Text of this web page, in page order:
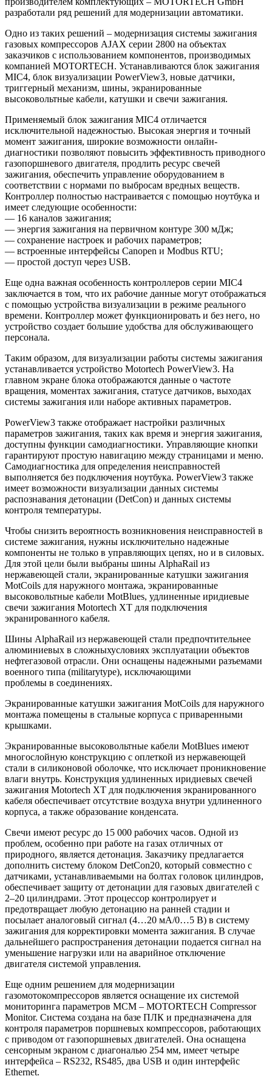
разработали ряд решений для модернизации автоматики.
Одно из таких решений – модернизация системы зажигания
газовых компрессоров AJAX серии 2800 на объектах
заказчиков с использованием компонентов, производимых
компанией MOTORTECH. Устанавливаются блок зажигания
MIC4, блок визуализации PowerView3, новые датчики,
триггерный механизм, шины, экранированные
высоковольтные кабели, катушки и свечи зажигания.
Применяемый блок зажигания MIC4 отличается
исключительной надежностью. Высокая энергия и точный
момент зажигания, широкие возможности онлайн-
диагностики позволяют повысить эффективность приводного
газопоршневого двигателя, продлить ресурс свечей
зажигания, обеспечить управление оборудованием в
соответствии с нормами по выбросам вредных веществ.
Контроллер полностью настраивается с помощью ноутбука и
имеет следующие особенности:
— 16 каналов зажигания;
— энергия зажигания на первичном контуре 300 мДж;
— сохранение настроек и рабочих параметров;
— встроенные интерфейсы Canopen и Modbus RTU;
— простой доступ через USB.
Еще одна важная особенность контроллеров серии MIC4
заключается в том, что их рабочие данные могут отображаться
с помощью устройства визуализации в режиме реального
времени. Контроллер может функционировать и без него, но
устройство создает большие удобства для обслуживающего
персонала.
Таким образом, для визуализации работы системы зажигания
устанавливается устройство Motortech PowerView3. На
главном экране блока отображаются данные о частоте
вращения, моментах зажигания, статусе датчиков, выходах
системы зажигания или наборе активных параметров.
PowerView3 также отображает настройки различных
параметров зажигания, таких как время и энергия зажигания,
доступны функции самодиагностики. Управляющие кнопки
гарантируют простую навигацию между страницами и меню.
Самодиагностика для определения неисправностей
выполняется без подключения ноутбука. PowerView3 также
имеет возможности визуализации данных системы
распознавания детонации (DetCon) и данных системы
контроля температуры.
Чтобы снизить вероятность возникновения неисправностей в
системе зажигания, нужны исключительно надежные
компоненты не только в управляющих цепях, но и в силовых.
Для этой цели были выбраны шины AlphaRail из
нержавеющей стали, экранированные катушки зажигания
MotCoils для наружного монтажа, экранированные
высоковольтные кабели MotBlues, удлиненные иридиевые
свечи зажигания Motоrtech XT для подключения
экранированного кабеля.
Шины AlphaRail из нержавеющей стали предпочтительнее
алюминиевых в сложныхусловиях эксплуатации объектов
нефтегазовой отрасли. Они оснащены надежными разъемами
военного типа (militarytype), исключающими
проблемы в соединениях.
Экранированные катушки зажигания MotCoils для наружного
монтажа помещены в стальные корпуса с приваренными
крышками.
Экранированные высоковольтные кабели MotBlues имеют
многослойную конструкцию с оплеткой из нержавеющей
стали в силиконовой оболочке, что исключает проникновение
влаги внутрь. Конструкция удлиненных иридиевых свечей
зажигания Motоrtech XT для подключения экранированного
кабеля обеспечивает отсутствие воздуха внутри удлиненного
корпуса, а также образование конденсата.
Свечи имеют ресурс до 15 000 рабочих часов. Одной из
проблем, особенно при работе на газах отличных от
природного, является детонация. Заказчику предлагается
дополнить систему блоком DetCon20, который совместно с
датчиками, устанавливаемыми на болтах головок цилиндров,
обеспечивает защиту от детонации для газовых двигателей с
2–20 цилиндрами. Этот процессор контролирует и
предотвращает любую детонацию на ранней стадии и
посылает аналоговый сигнал (4…20 мА/0…5 В) в систему
зажигания для корректировки момента зажигания. В случае
дальнейшего распространения детонации подается сигнал на
уменьшение нагрузки или на аварийное отключение
двигателя системой управления.
Еще одним решением для модернизации
газомотокомпрессоров является оснащение их системой
мониторинга параметров MCM – MOTORTECH Compressor
Monitor. Система создана на базе ПЛК и предназначена для
контроля параметров поршневых компрессоров, работающих
с приводом от газопоршневых двигателей. Она оснащена
сенсорным экраном с диагональю 254 мм, имеет четыре
интерфейса – RS232, RS485, два USB и один интерфейс
Ethernet.